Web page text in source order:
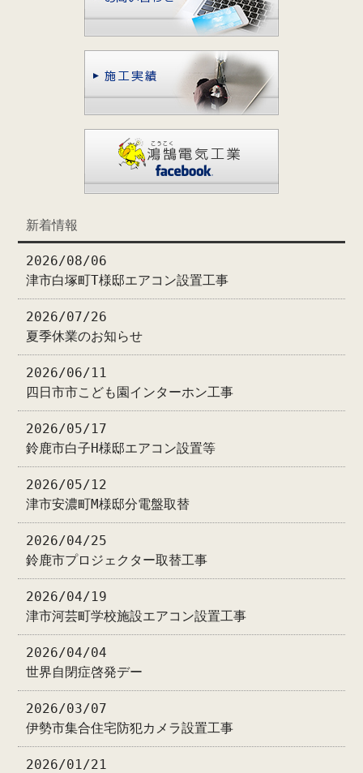
新着情報
2026/08/06
津市白塚町T様邸エアコン設置工事
2026/07/26
夏季休業のお知らせ
2026/06/11
四日市市こども園インターホン工事
2026/05/17
鈴鹿市白子H様邸エアコン設置等
2026/05/12
津市安濃町M様邸分電盤取替
2026/04/25
鈴鹿市プロジェクター取替工事
2026/04/19
津市河芸町学校施設エアコン設置工事
2026/04/04
世界自閉症啓発デー
2026/03/07
伊勢市集合住宅防犯カメラ設置工事
2026/01/21